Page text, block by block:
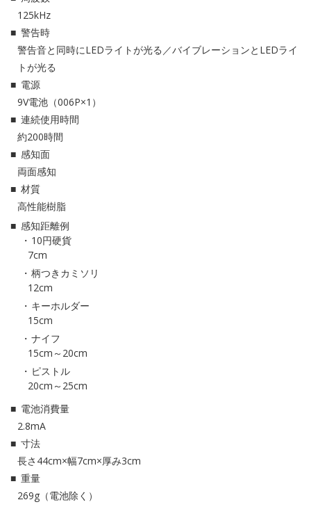
125kHz
警告時
警告音と同時にLEDライトが光る／バイブレーションとLEDライ
トが光る
電源
9V電池（006P×1）
連続使用時間
約200時間
感知面
両面感知
材質
高性能樹脂
感知距離例
10円硬貨
7cm
柄つきカミソリ
12cm
キーホルダー
15cm
ナイフ
15cm～20cm
ピストル
20cm～25cm
電池消費量
2.8mA
寸法
長さ44cm×幅7cm×厚み3cm
重量
269g（電池除く）